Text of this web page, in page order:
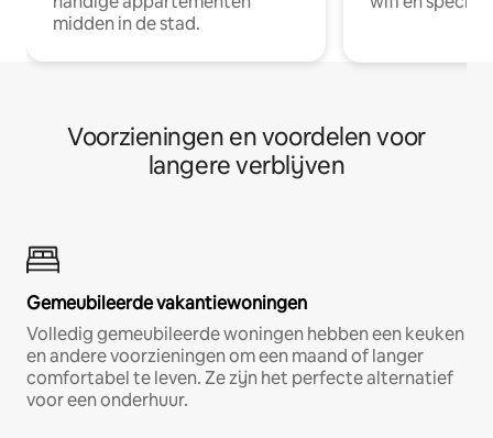
midden in de stad.
Voorzieningen en voordelen voor
langere verblijven
Gemeubileerde vakantiewoningen
Volledig gemeubileerde woningen hebben een keuken
en andere voorzieningen om een maand of langer
comfortabel te leven. Ze zijn het perfecte alternatief
voor een onderhuur.